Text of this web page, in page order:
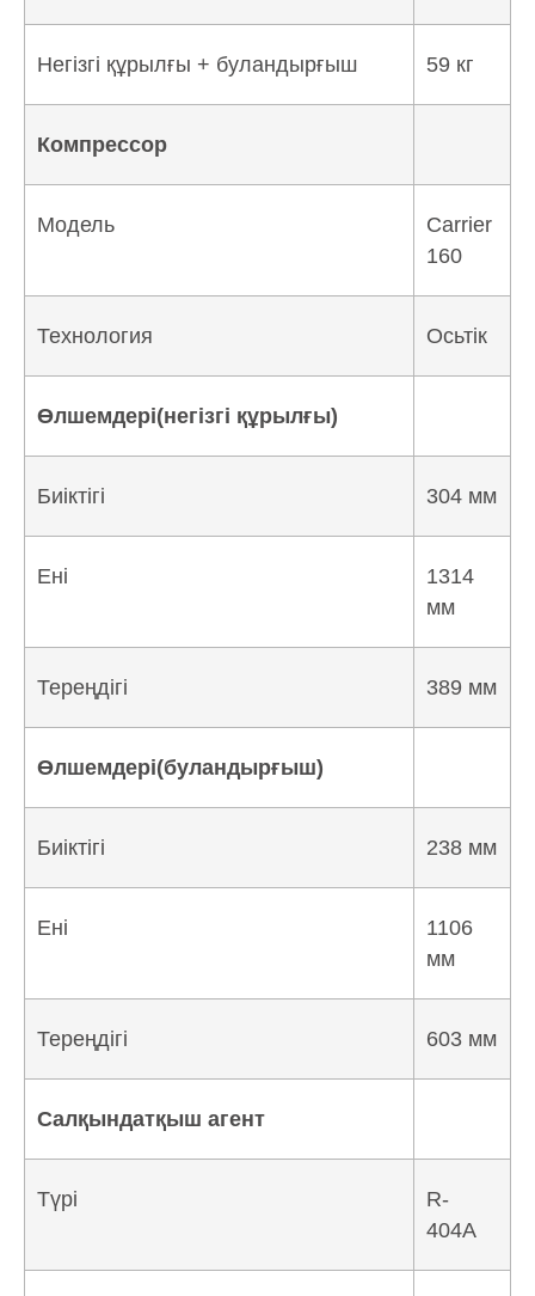
Негізгі құрылғы + буландырғыш 59 кг
Компрессор
Модель
Carrier
160
Технология Осьтік
Өлшемдері(негізгі құрылғы)
Биіктігі 304 мм
Ені
1314
мм
Тереңдігі 389 мм
Өлшемдері(буландырғыш)
Биіктігі 238 мм
Ені
1106
мм
Тереңдігі 603 мм
Салқындатқыш агент
Түрі
R-
404A